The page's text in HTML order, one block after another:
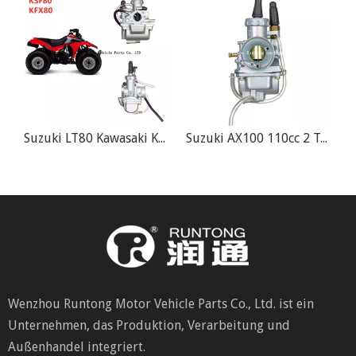
Suzuki LT80 Kawasaki KSF80 KFX80 ATV Quad Vergaser Suzuki AX100 110cc 2 Takt 22mm QJ100-M KW100-M Motorrad Vergaser
Wenzhou Runtong Motor Vehicle Parts Co., Ltd. ist ein
Unternehmen, das Produktion, Verarbeitung und
Außenhandel integriert.